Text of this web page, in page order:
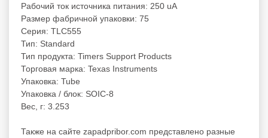
Рабочий ток источника питания: 250 uA
Размер фабричной упаковки: 75
Серия: TLC555
Тип: Standard
Тип продукта: Timers Support Products
Торговая марка: Texas Instruments
Упаковка: Tube
Упаковка / блок: SOIC-8
Вес, г: 3.253
Также на сайте zapadpribor.com представлено разные